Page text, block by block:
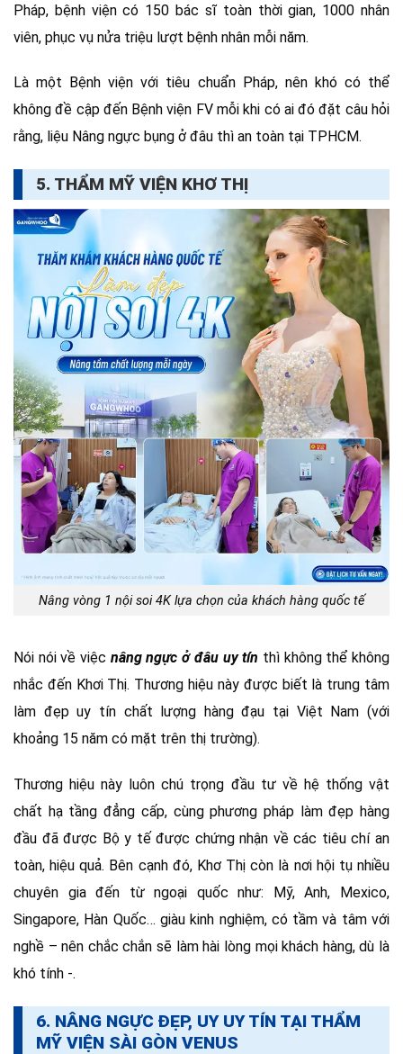
Pháp, bệnh viện có 150 bác sĩ toàn thời gian, 1000 nhân
viên, phục vụ nửa triệu lượt bệnh nhân mỗi năm.
Là một Bệnh viện với tiêu chuẩn Pháp, nên khó có thể
không đề cập đến Bệnh viện FV mỗi khi có ai đó đặt câu hỏi
rằng, liệu Nâng ngực bụng ở đâu thì an toàn tại TPHCM.
5. THẨM MỸ VIỆN KHƠ THỊ
Nâng vòng 1 nội soi 4K lựa chọn của khách hàng quốc tế
Nói nói về việc nâng ngực ở đâu uy tín thì không thể không
nhắc đến Khơi Thị. Thương hiệu này được biết là trung tâm
làm đẹp uy tín chất lượng hàng đạu tại Việt Nam (với
khoảng 15 năm có mặt trên thị trường).
Thương hiệu này luôn chú trọng đầu tư về hệ thống vật
chất hạ tầng đẳng cấp, cùng phương pháp làm đẹp hàng
đầu đã được Bộ y tế được chứng nhận về các tiêu chí an
toàn, hiệu quả. Bên cạnh đó, Khơ Thị còn là nơi hội tụ nhiều
chuyên gia đến từ ngoại quốc như: Mỹ, Anh, Mexico,
Singapore, Hàn Quốc… giàu kinh nghiệm, có tầm và tâm với
nghề – nên chắc chắn sẽ làm hài lòng mọi khách hàng, dù là
khó tính -.
6. NÂNG NGỰC ĐẸP, UY UY TÍN TẠI THẨM
MỸ VIỆN SÀI GÒN VENUS